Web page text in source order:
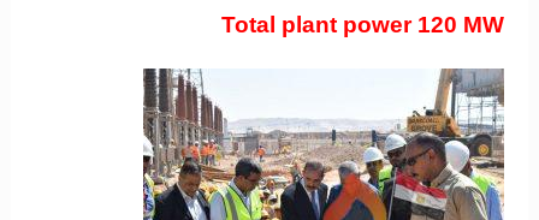
Total plant power 120 MW